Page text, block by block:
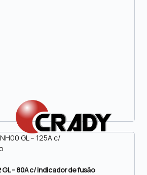
GL – 80A c/ indicador de fusão